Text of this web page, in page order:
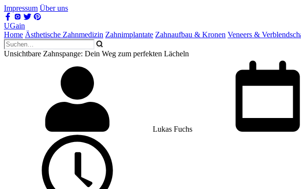
Impressum Über uns
UGain
Home Ästhetische Zahnmedizin Zahnimplantate Zahnaufbau & Kronen Veneers &
Unsichtbare Zahnspange: Dein Weg zum perfekten Lächeln
Lukas Fuchs